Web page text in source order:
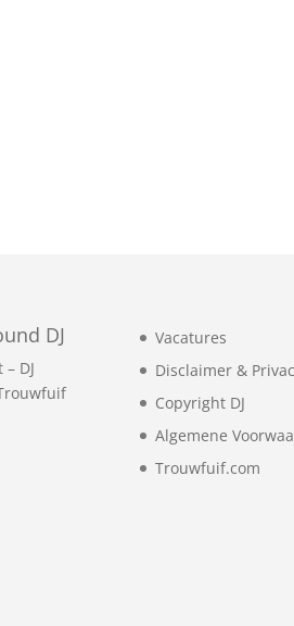
DJ
– DJ
Vacatures
Disclaimer &
Copyright DJ
Algemene
Trouwfuif.com